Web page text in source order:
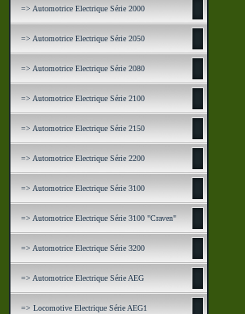
=> Automotrice Electrique Série 2000
=> Automotrice Electrique Série 2050
=> Automotrice Electrique Série 2080
=> Automotrice Electrique Série 2100
=> Automotrice Electrique Série 2150
=> Automotrice Electrique Série 2200
=> Automotrice Electrique Série 3100
=> Automotrice Electrique Série 3100 "Craven"
=> Automotrice Electrique Série 3200
=> Automotrice Electrique Série AEG
=> Locomotive Electrique Série AEG1